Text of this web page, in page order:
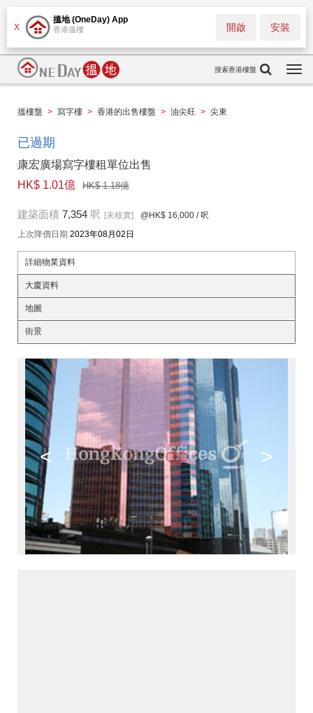
X
搵地 (OneDay) App
香港搵樓 安裝
開啟
搜索香港樓盤
搵樓盤 > 寫字樓 > 香港的出售樓盤 > 油尖旺 > 尖東
已過期
康宏廣場寫字樓租單位出售
HK$ 1.01億
HK$ 1.18億
建築面積 7,354 呎 [未核實] @HK$ 16,000 / 呎
上次降價日期 2023年08月02日
詳細物業資料
大廈資料
地圖
街景
< >